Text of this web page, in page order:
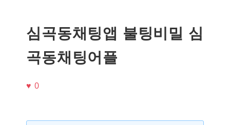
심곡동채팅앱 불팅비밀 심
곡동채팅어플
♥ 0